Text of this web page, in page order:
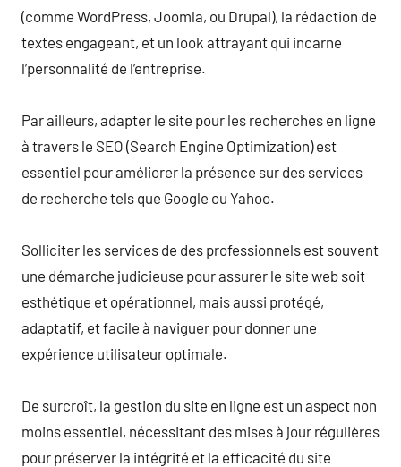
(comme WordPress, Joomla, ou Drupal), la rédaction de
textes engageant, et un look attrayant qui incarne
l’personnalité de l’entreprise.
Par ailleurs, adapter le site pour les recherches en ligne
à travers le SEO (Search Engine Optimization) est
essentiel pour améliorer la présence sur des services
de recherche tels que Google ou Yahoo.
Solliciter les services de des professionnels est souvent
une démarche judicieuse pour assurer le site web soit
esthétique et opérationnel, mais aussi protégé,
adaptatif, et facile à naviguer pour donner une
expérience utilisateur optimale.
De surcroît, la gestion du site en ligne est un aspect non
moins essentiel, nécessitant des mises à jour régulières
pour préserver la intégrité et la efficacité du site